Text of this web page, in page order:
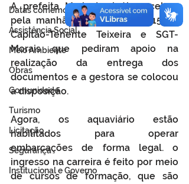
Datas comemorativas
Assistência Social
Meio Ambiente
Obras
Comunidade
Turismo
Licitação
Segurança
Institucional e Governo
A prefeita Maria Lucinéia recebeu
pela manhã da quarta-feira (15), o
Capitão-Tenente Teixeira e SGT-
Morais que pediram apoio na
realização da entrega dos
documentos e a gestora se colocou
a disposição.
Agora, os aquaviário estão
habilitados para operar
embarcações de forma legal. o
ingresso na carreira é feito por meio
de cursos de formação, que são